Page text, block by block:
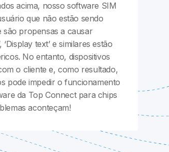
acima, nosso software SIM
que não estão sendo
são propensas a causar
text’ e similares estão
No entanto, dispositivos
o cliente e, como resultado,
pode impedir o funcionamento
da Top Connect para chips
aconteçam!